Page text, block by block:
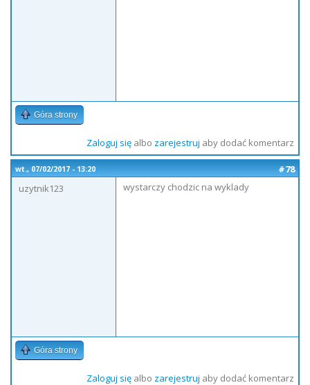
Góra strony
Zaloguj sięalbo zarejestruj aby dodać komentarz
wt., 07/02/2017 - 13:20
#78
uzytnik123
wystarczy chodzic na wyklady
Góra strony
Zaloguj sięalbo zarejestruj aby dodać komentarz